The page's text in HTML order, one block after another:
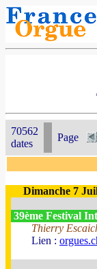
70562
dates
Page
Dimanche 7
39ème Festival
Thierry
Lien :